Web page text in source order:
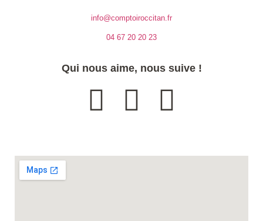
info@comptoiroccitan.fr
04 67 20 20 23
Qui nous aime, nous suive !